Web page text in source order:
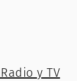
Radio y TV